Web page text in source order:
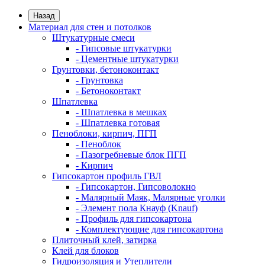
Назад
Материал для стен и потолков
Штукатурные смеси
- Гипсовые штукатурки
- Цементные штукатурки
Грунтовки, бетоноконтакт
- Грунтовка
- Бетоноконтакт
Шпатлевка
- Шпатлевка в мешках
- Шпатлевка готовая
Пеноблоки, кирпич, ПГП
- Пеноблок
- Пазогребневые блок ПГП
- Кирпич
Гипсокартон профиль ГВЛ
- Гипсокартон, Гипсоволокно
- Малярный Маяк, Малярные уголки
- Элемент пола Кнауф (Knauf)
- Профиль для гипсокартона
- Комплектующие для гипсокартона
Плиточный клей, затирка
Клей для блоков
Гидроизоляция и Утеплители